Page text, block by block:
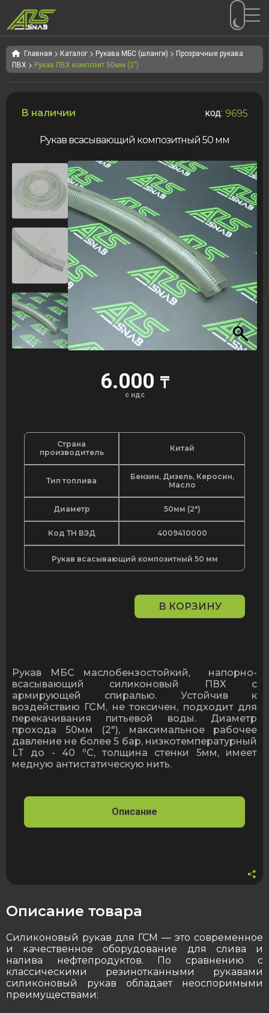
Перейти
к
навигации
Перейти
к
содержимому
Главная Каталог Рукава МБС (шланги)
Прозрачные рукава
ПВХ
Рукав ПВХ композит 50мм (2")
В наличии код: 9695
Рукав всасывающий композитный 50 мм
6.000 ₸
с ндс
Страна
производитель
Китай
Тип топлива
Бензин, Дизель, Керосин,
Масло
Диаметр 50мм (2")
Код ТН ВЭД 4009410000
Рукав всасывающий композитный 50 мм
50
мм
В КОРЗИНУ
Рукав МБС маслобензостойкий, напорно-
всасывающий силиконовый ПВХ с
армирующей спиралью. Устойчив к
воздействию ГСМ, не токсичен, подходит для
перекачивания питьевой воды. Диаметр
прохода 50мм (2"), максимальное рабочее
давление не более 5 бар, низкотемпературный
LT до - 40 °С, толщина стенки 5мм, имеет
медную антистатическую нить.
Описание
Описание товара
Силиконовый рукав для ГСМ — это современное
и качественное оборудование для слива и
налива нефтепродуктов. По сравнению с
классическими резинотканными рукавами
силиконовый рукав обладает неоспоримыми
преимуществами: